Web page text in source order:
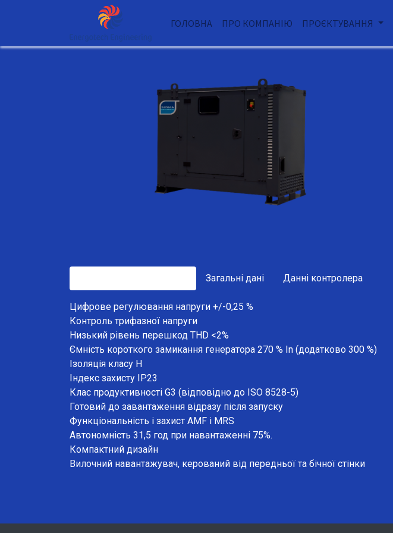
ГОЛОВНА ПРО КОМПАНІЮ ПРОЄКТУВАННЯ
Загальні дані Данні контролера
Цифрове регулювання напруги +/-0,25 %
Контроль трифазної напруги
Низький рівень перешкод THD <2%
Ємність короткого замикання генератора 270 % In (додатково 300 %)
Ізоляція класу H
Індекс захисту IP23
Клас продуктивності G3 (відповідно до ISO 8528-5)
Готовий до завантаження відразу після запуску
Функціональність і захист AMF і MRS
Автономність 31,5 год при навантаженні 75%.
Компактний дизайн
Вилочний навантажувач, керований від передньої та бічної стінки